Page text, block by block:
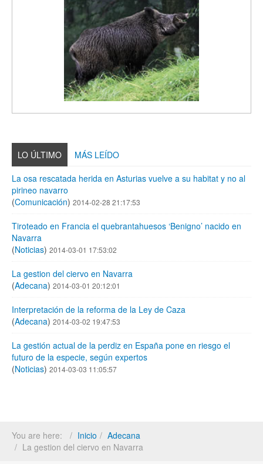
LO ÚLTIMO
MÁS LEÍDO
La osa rescatada herida en Asturias vuelve a su habitat y no al
pirineo navarro
(Comunicación) 2014-02-28 21:17:53
Tiroteado en Francia el quebrantahuesos ‘Benigno’ nacido en
Navarra
(Noticias) 2014-03-01 17:53:02
La gestion del ciervo en Navarra
(Adecana) 2014-03-01 20:12:01
Interpretación de la reforma de la Ley de Caza
(Adecana) 2014-03-02 19:47:53
La gestión actual de la perdiz en España pone en riesgo el
futuro de la especie, según expertos
(Noticias) 2014-03-03 11:05:57
You are here: Inicio
Adecana
La gestion del ciervo en Navarra